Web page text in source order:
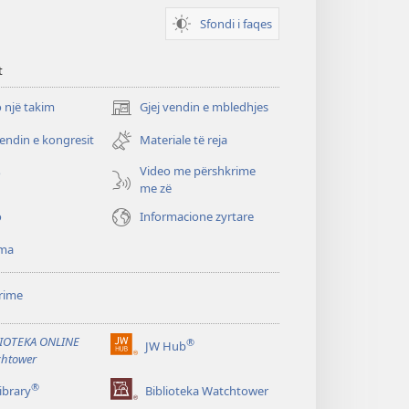
Sfondi i faqes
një takim Gjej vendin e mbledhjes
(hap
dritare
të
re)
e kongresit
Materiale të reja
Video me përshkrime
me zë
Informacione zyrtare
ONLINE
JW Hub®
(hap
të
® Biblioteka Watchtower